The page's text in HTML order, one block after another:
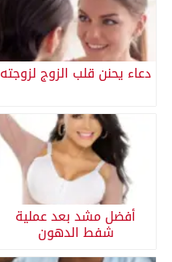
دعاء يحنن قلب الزوج لزوجته
أفضل مشد بعد عملية
شفط الدهون